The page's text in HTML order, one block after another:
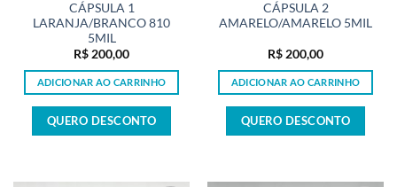
CÁPSULA 1
LARANJA/BRANCO 810
5MIL
R$200,00
ADICIONAR AO CARRINHO
QUERO DESCONTO
CÁPSULA 2
AMARELO/AMARELO 5MIL
R$200,00
ADICIONAR AO CARRINHO
QUERO DESCONTO